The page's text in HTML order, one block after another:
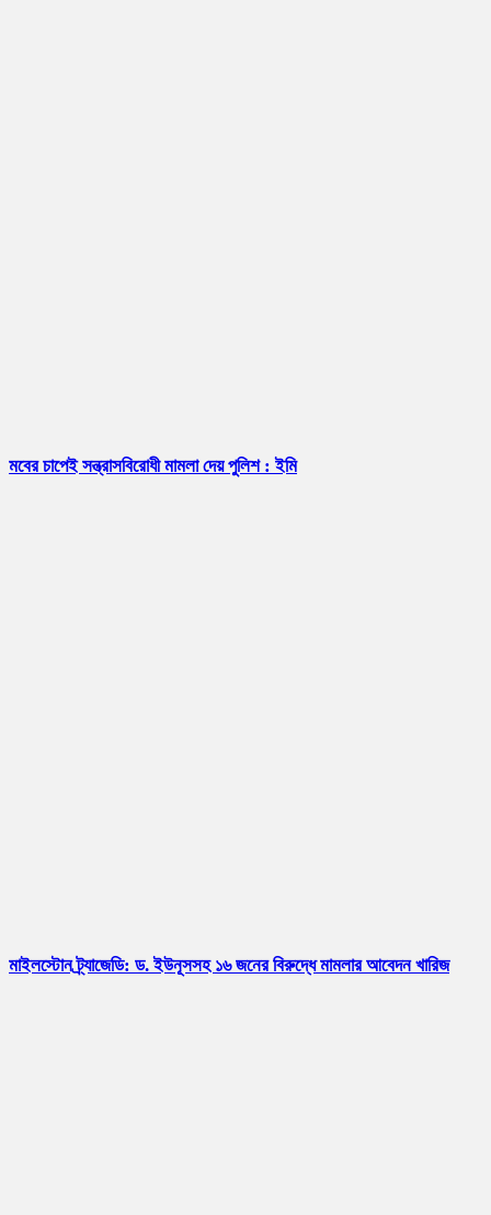
মবের চাপেই সন্ত্রাসবিরোধী মামলা দেয় পুলিশ : ইমি
মাইলস্টোন ট্র্যাজেডি: ড. ইউনূসসহ ১৬ জনের বিরুদ্ধে মামলার আবেদন খারিজ